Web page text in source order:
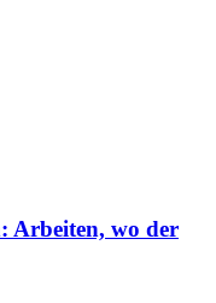
Arbeiten, wo der